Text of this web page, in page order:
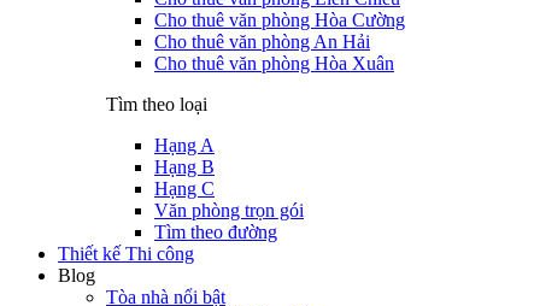
Cho thuê văn phòng Hòa Cường
Cho thuê văn phòng An Hải
Cho thuê văn phòng Hòa Xuân
Tìm theo loại
Hạng A
Hạng B
Hạng C
Văn phòng trọn gói
Tìm theo đường
Thiết kế Thi công
Blog
Tòa nhà nổi bật